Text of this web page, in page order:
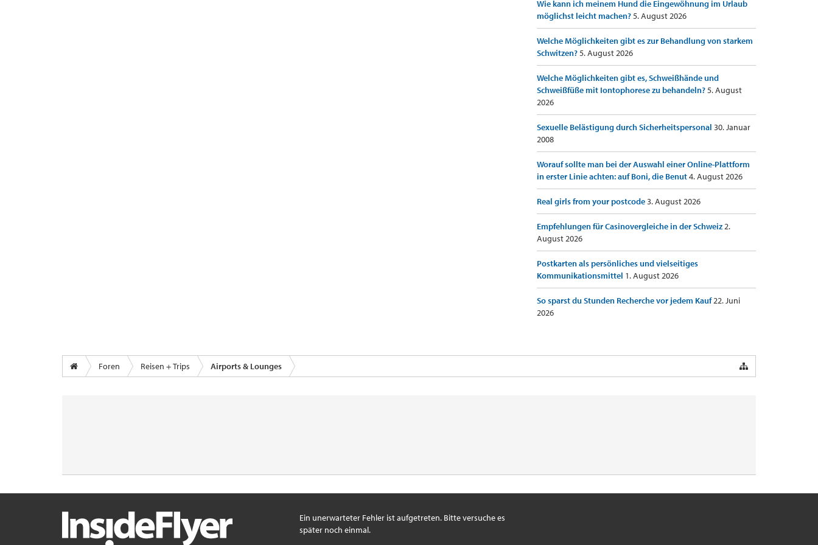
Wie kann ich meinem Hund die Eingewöhnung im Urlaub
möglichst leicht machen?5. August 2026
Welche Möglichkeiten gibt es zur Behandlung von starkem
Schwitzen?5. August 2026
Welche Möglichkeiten gibt es, Schweißhände und
Schweißfüße mit Iontophorese zu behandeln?5. August
2026
Sexuelle Belästigung durch Sicherheitspersonal 30. Januar
2008
Worauf sollte man bei der Auswahl einer Online-Plattform
in erster Linie achten: auf Boni, die Benut4. August 2026
Real girls from your postcode3. August 2026
Empfehlungen für Casinovergleiche in der Schweiz2.
August 2026
Postkarten als persönliches und vielseitiges
Kommunikationsmittel 1. August 2026
So sparst du Stunden Recherche vor jedem Kauf22. Juni
2026
Foren Reisen + Trips Airports & Lounges
Ein unerwarteter Fehler ist aufgetreten. Bitte versuche es
später noch einmal.